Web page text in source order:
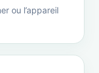
ou l’appareil